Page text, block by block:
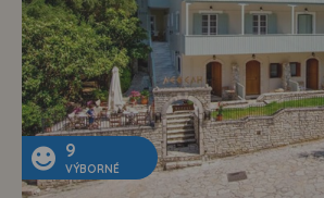
9
VÝBORNÉ